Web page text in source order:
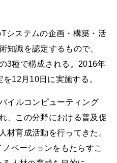
システムの企画・構築・活
知識を認定するもので、
3種で構成される。2016年
12月10日に実施する。
イルコンピューティング
、この分野における普及促
材育成活動を行ってきた。
ベーションをもたらすこ